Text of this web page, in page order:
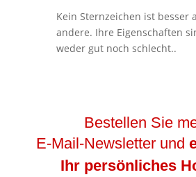
Kein Sternzeichen ist besser
andere. Ihre Eigenschaften
weder gut noch schlecht..
Bestellen Sie
E-Mail-Newsletter und
Ihr persönliches